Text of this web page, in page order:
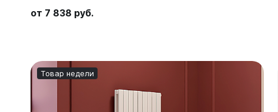
от 7 838 руб.
Товар недели